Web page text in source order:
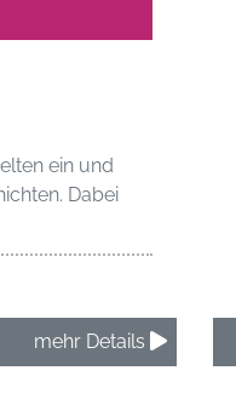
ein und
Dabei
mehr Details